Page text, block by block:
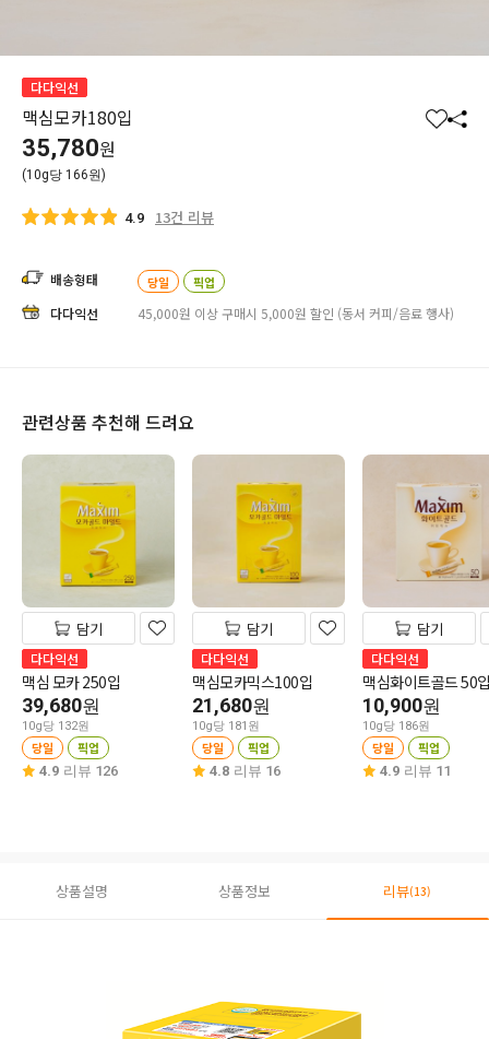
다다익선
맥심모카180입
찜 공
35,780원
(10g당 166원)
4.9 13건 리뷰
배송형태 당일 픽업
다다익선 45,000원 이상 구매시 5,000원 할인 (동서 커피/음료 행사)
관련상품 추천해 드려요
담기
다다익선
맥심 모카 250입
39,680원
10g당 132원
당일 픽업
4.9 리뷰 126
담기
다다익선
맥심모카믹스100입
21,680원
10g당 181원
당일 픽업
4.8 리뷰 16
담기
다다익선
맥심화이트골드 50
10,900원
10g당 186원
당일 픽업
4.9 리뷰 11
상품설명 상품정보 리뷰(13)